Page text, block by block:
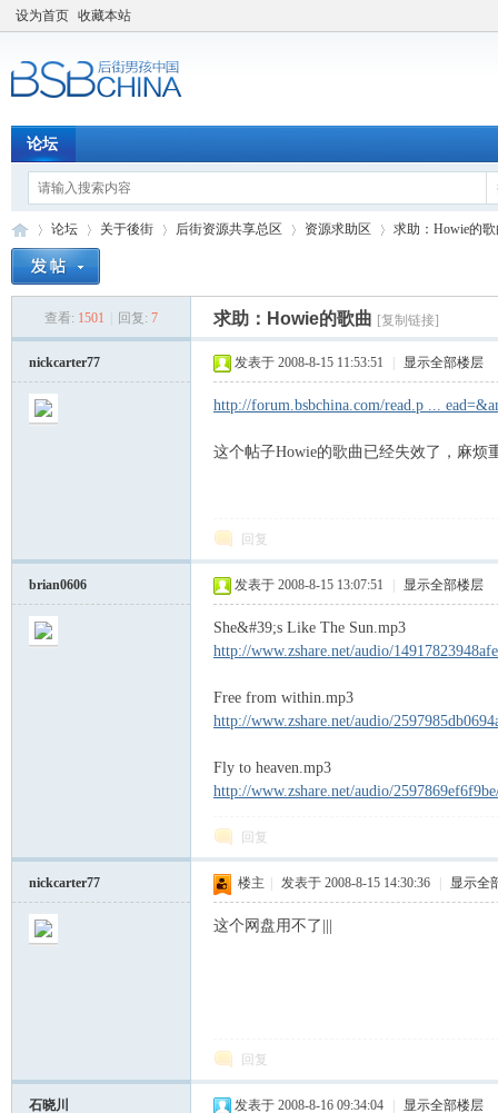
设为首页 收藏本站
论坛
论坛
›
关于後街
›
后街资源共享总区
›
资源求助区 求助：Howie的
查看: 1501 回复: 7 求助：Howie的歌曲 [复制链接]
nickcarter77 发表于 2008-8-15 11:53:51 显示全部楼层
http://forum.bsbchina.com/read.p ...
这个帖子Howie的歌曲已经失效了，麻烦
回复
brian0606 发表于 2008-8-15 13:07:51 显示全部楼层
She&#39;s Like The Sun.mp3
http://www.zshare.net/audio/
Free from within.mp3
http://www.zshare.net/audio/
Fly to heaven.mp3
http://www.zshare.net/audio/
回复
nickcarter77 楼主 发表于 2008-8-15 14:30:36 显示全
这个网盘用不了|||
回复
石晓川 发表于 2008-8-16 09:34:04 显示全部楼层